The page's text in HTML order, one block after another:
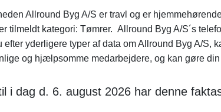
Allround Byg A/S er travl og er
tilmeldt kategori: Tømrer. Allround Byg A/S´s
efter yderligere typer af data om Allround Byg A/
og hjælpsomme medarbejdere, og kan gøre
i dag d. 6. august 2026 har denne